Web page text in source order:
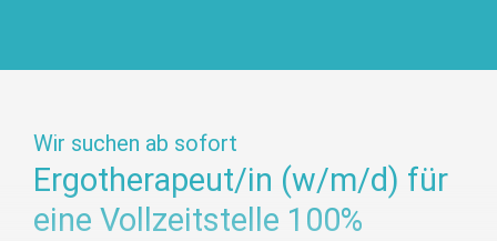
Wir suchen ab sofort
Ergotherapeut/in (w/m/d) für
eine Vollzeitstelle 100%